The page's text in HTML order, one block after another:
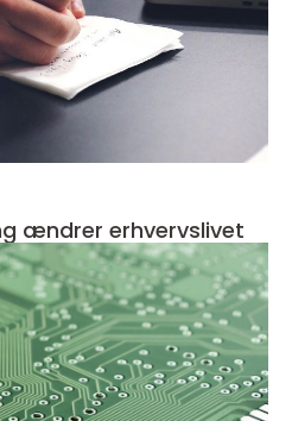
ændrer erhvervslivet